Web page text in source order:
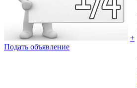
+
Подать объявление